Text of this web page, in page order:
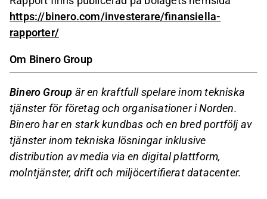
https://binero.com/investerare/finansiella-
rapporter/
Om Binero Group
Binero Group är en kraftfull spelare inom tekniska
tjänster för företag och organisationer i Norden.
Binero har en stark kundbas och en bred portfölj av
tjänster inom tekniska lösningar inklusive
distribution av media via en digital plattform,
molntjänster, drift och miljöcertifierat datacenter.